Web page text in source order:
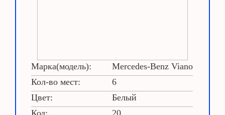
Марка(модель):
Mercedes-Benz Viano
Кол-во мест:
6
Цвет:
Белый
Код:
20